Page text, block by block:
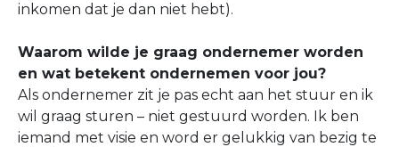
inkomen dat je dan niet hebt).
Waarom wilde je graag ondernemer worden
en wat betekent ondernemen voor jou?
Als ondernemer zit je pas echt aan het stuur en ik
wil graag sturen – niet gestuurd worden. Ik ben
iemand met visie en word er gelukkig van bezig te